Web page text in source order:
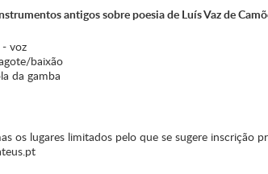
antigos sobre poesia de Luís Vaz de
- voz
baixão
da gamba
os lugares limitados pelo que se sugere inscrição